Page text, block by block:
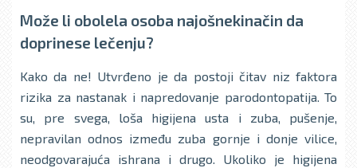
Može li obolela osoba najošnekinačin da
doprinese lečenјu?
Kako da ne! Utvrđeno je da postoji čitav niz faktora
rizika za nastanak i napredovanje parodontopatija. To
su, pre svega, loša higijena usta i zuba, pušenje,
nepravilan odnos između zuba gornje i donje vilice,
neodgovarajuća ishrana i drugo. Ukoliko je higijena